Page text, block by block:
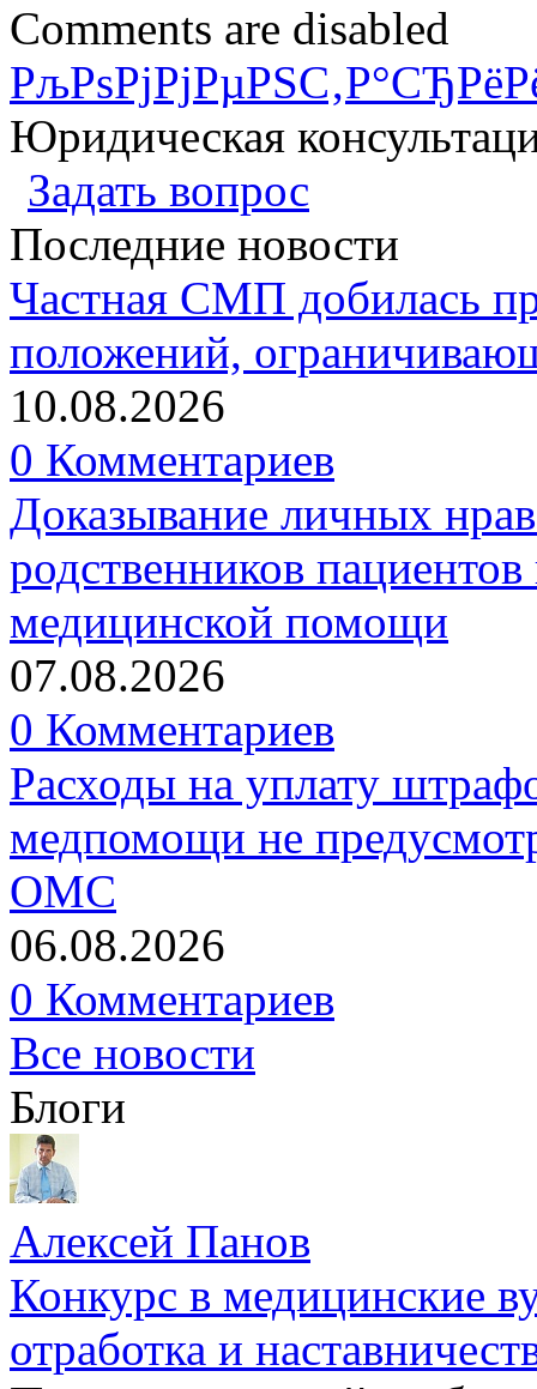
Comments are disabled
Юридическая
Задать вопрос
Последние новости
Частная СМП добилась
положений,
10.08.2026
0 Комментариев
Доказывание личных
родственников
медицинской помощи
07.08.2026
0 Комментариев
Расходы на уплату
медпомощи не
ОМС
06.08.2026
0 Комментариев
Все новости
Блоги
Алексей Панов
Конкурс в медицинские
отработка и